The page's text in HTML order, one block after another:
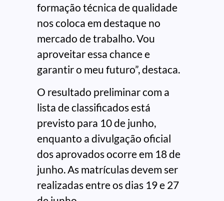
formação técnica de qualidade
nos coloca em destaque no
mercado de trabalho. Vou
aproveitar essa chance e
garantir o meu futuro”, destaca.
O resultado preliminar com a
lista de classificados está
previsto para 10 de junho,
enquanto a divulgação oficial
dos aprovados ocorre em 18 de
junho. As matrículas devem ser
realizadas entre os dias 19 e 27